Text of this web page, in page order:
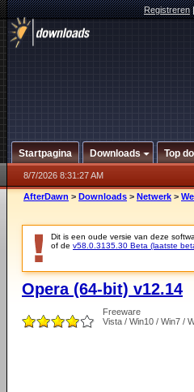
Registreren
Startpagina Downloads Top
8/7/2026 8:31:27 AM
AfterDawn > Downloads > Netwerk >
Dit is een oude versie van deze
of de v58.0.3135.30 Beta (laatste
Opera (64-bit) v12.14
Freeware
Vista / Win10 / Win7 /